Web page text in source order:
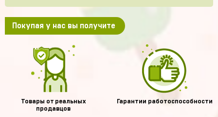
Покупая у нас вы получите
Товары от реальных
продавцов
Гарантии работоспособности